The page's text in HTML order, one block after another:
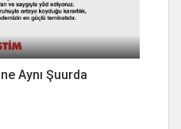
Aynı Şuurda